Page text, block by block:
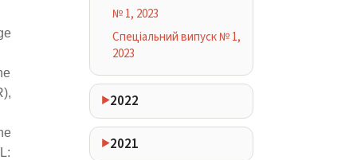
№ 1, 2023
Спеціальний випуск № 1,
2023
2022
2021